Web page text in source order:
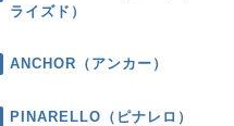
ライズド）
ANCHOR（アンカー）
PINARELLO（ピナレロ）